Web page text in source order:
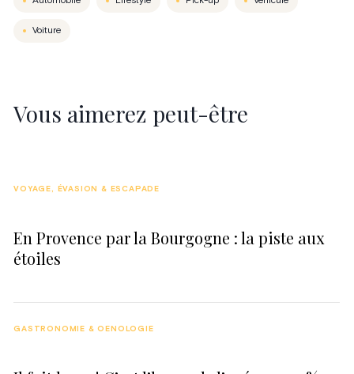
Voiture
Vous aimerez peut-être
En Provence par la Bourgogne : la piste aux
étoiles
VOYAGE, ÉVASION & ESCAPADE
GASTRONOMIE & OENOLOGIE